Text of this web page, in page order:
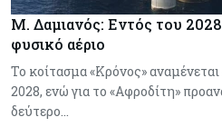
Μ. Δαμιανός: Εντός του
φυσικό αέριο
Το κοίτασμα «Κρόνος»
2028, ενώ για το «Αφροδίτη»
δεύτερο…